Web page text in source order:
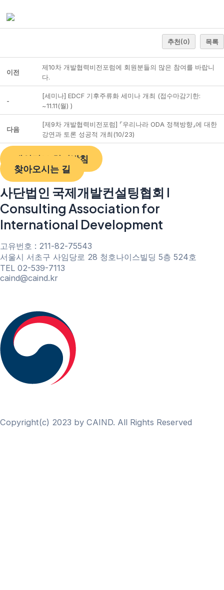
추천(0) 목록
이전
제10차 개발협력비전포럼에 회원분들의 많은 참여를 바랍니
다.
-
[세미나] EDCF 기후주류화 세미나 개최 (접수마감기한:
~11.11(월) )
다음
[제9차 개발협력비전포럼] ⌜우리나라 ODA 정책방향⌟에 대한
강연과 토론 성공적 개최(10/23)
개인정보 처리방침
찾아오시는 길
사단법인 국제개발컨설팅협회 I
Consulting Association for
International Development
고유번호 : 211-82-75543
서울시 서초구 사임당로 28 청호나이스빌딩 5층 524호
TEL 02-539-7113
caind@caind.kr
Copyright(c) 2023 by CAIND. All Rights Reserved